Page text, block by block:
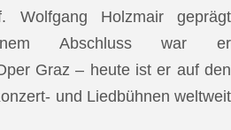
Wolfgang Holzmair geprägt
Abschluss war er
Graz – heute ist er auf den
und Liedbühnen weltweit